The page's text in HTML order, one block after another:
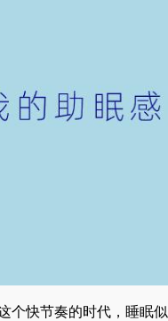
个快节奏的时代，睡眠似